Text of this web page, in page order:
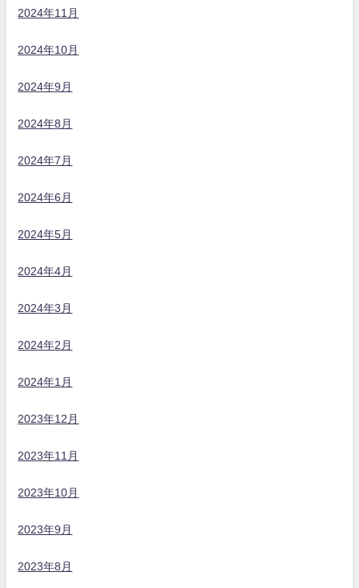
2024年11月
2024年10月
2024年9月
2024年8月
2024年7月
2024年6月
2024年5月
2024年4月
2024年3月
2024年2月
2024年1月
2023年12月
2023年11月
2023年10月
2023年9月
2023年8月